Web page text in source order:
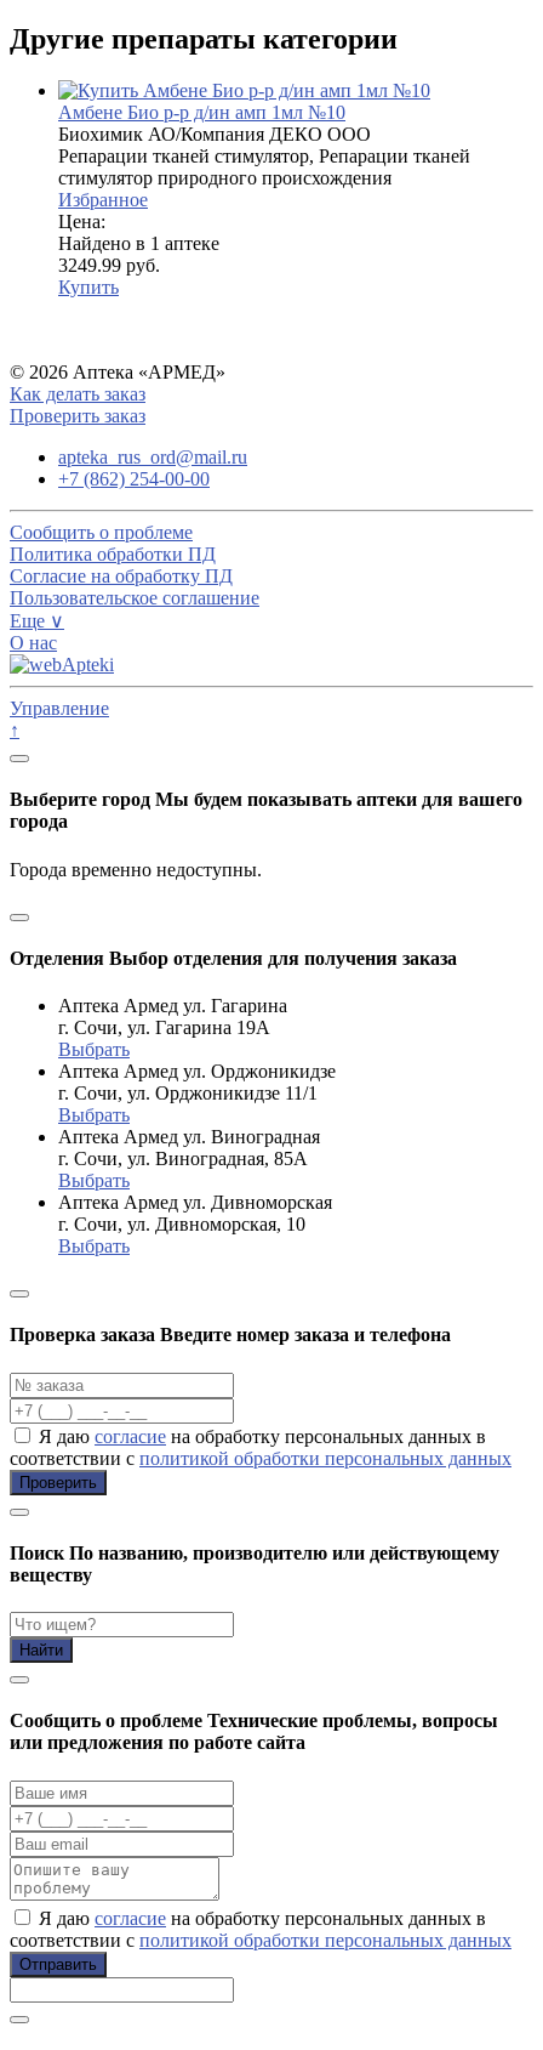
Другие препараты категории
Амбене Био р-р д/ин амп 1мл №10
Биохимик АО/Компания ДЕКО ООО
Репарации тканей стимулятор, Репарации тканей
стимулятор природного происхождения
Избранное
Цена:
Найдено в 1 аптеке
3249.99 руб.
Купить
© 2026 Аптека «АРМЕД»
Как делать заказ
Проверить заказ
apteka_rus_ord@mail.ru
+7 (862) 254-00-00
Сообщить о проблеме
Политика обработки ПД
Согласие на обработку ПД
Пользовательское соглашение
Еще ∨
О нас
Управление
↑
Выберите город Мы будем показывать аптеки для вашего
города
Города временно недоступны.
Отделения Выбор отделения для получения заказа
Аптека Армед ул. Гагарина
г. Сочи, ул. Гагарина 19А
Выбрать
Аптека Армед ул. Орджоникидзе
г. Сочи, ул. Орджоникидзе 11/1
Выбрать
Аптека Армед ул. Виноградная
г. Сочи, ул. Виноградная, 85А
Выбрать
Аптека Армед ул. Дивноморская
г. Сочи, ул. Дивноморская, 10
Выбрать
Проверка заказа Введите номер заказа и телефона
Я даю согласие на обработку персональных данных в
соответствии с политикой обработки персональных данных
Проверить
Поиск По названию, производителю или действующему
веществу
Найти
Cообщить о проблеме Технические проблемы, вопросы
или предложения по работе сайта
Я даю согласие на обработку персональных данных в
соответствии с политикой обработки персональных данных
Отправить